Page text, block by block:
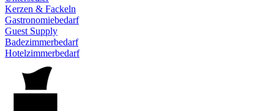
Kerzen & Fackeln
Gastronomiebedarf
Guest Supply
Badezimmerbedarf
Hotelzimmerbedarf